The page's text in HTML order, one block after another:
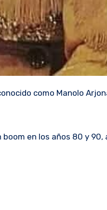
como Manolo
en los años 80 y 90,